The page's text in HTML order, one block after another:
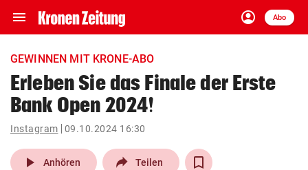
menu Navigation
ein-/ausklappen
account_circle
Anmelden
Abo
close Schließen
account_circle Anmelden
pin_drop
Wien arrow_right
GEWINNEN MIT KRONE-ABO
Erleben Sie das Finale der Erste
Bank Open 2024!
Instagram 09.10.2024 16:30
play_arrow Anhören Teilen